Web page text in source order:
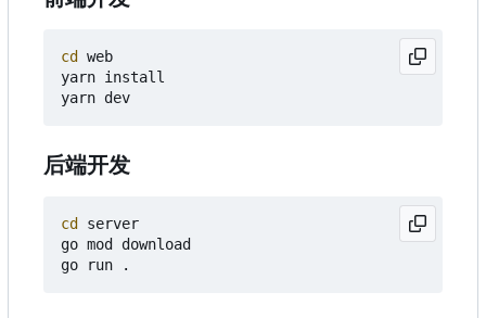
cd
web
yarn install
后端开发
cd
server
go mod download